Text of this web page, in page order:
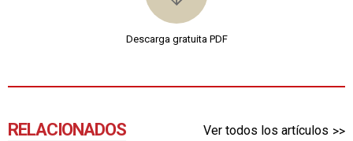
Descarga gratuita PDF
RELACIONADOS Ver todos los artículos